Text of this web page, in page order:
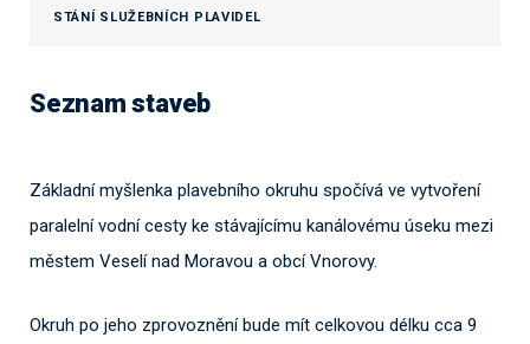
STÁNÍ SLUŽEBNÍCH PLAVIDEL
Seznam staveb
Základní myšlenka plavebního okruhu spočívá ve vytvoření
paralelní vodní cesty ke stávajícímu kanálovému úseku mezi
městem Veselí nad Moravou a obcí Vnorovy.
Okruh po jeho zprovoznění bude mít celkovou délku cca 9